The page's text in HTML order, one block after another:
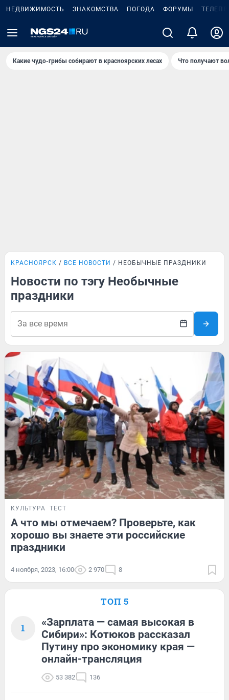
НЕДВИЖИМОСТЬ ЗНАКОМСТВА ПОГОДА ФОРУМЫ
Какие чудо-грибы собирают в красноярских лесах Что получают
КРАСНОЯРСК ВСЕ НОВОСТИ НЕОБЫЧНЫЕ ПРАЗДНИКИ
Новости по тэгу Необычные
праздники
КУЛЬТУРА ТЕСТ
А что мы отмечаем? Проверьте, как
хорошо вы знаете эти российские
праздники
4 ноября, 2023, 16:00 2 970 8
ТОП 5
1
«Зарплата — самая высокая в
Сибири»: Котюков рассказал
Путину про экономику края —
онлайн-трансляция
53 382 136